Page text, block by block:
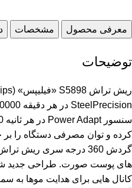
معرفی محصول مشخصات
توضیحات
کرده و توان مصرفی دستگاه را
گردش 360 درجه سری ریش
های پوست صورت. طراحی جدید
کانال هایی برای هدایت موها